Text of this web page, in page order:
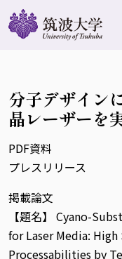
分子デザイン
晶レーザーを
PDF資料
プレスリリース
掲載論文
【題名】 Cyano-
for Laser Media:
Processabilities by